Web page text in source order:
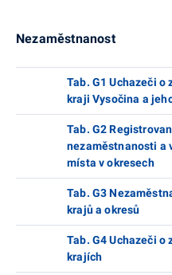
Nezaměstnanost
Tab. G1 Uchazeči o
kraji Vysočina a
Tab. G2
nezaměstnanosti a
místa v okresech
Tab. G3
krajů a okresů
Tab. G4 Uchazeči o
krajích